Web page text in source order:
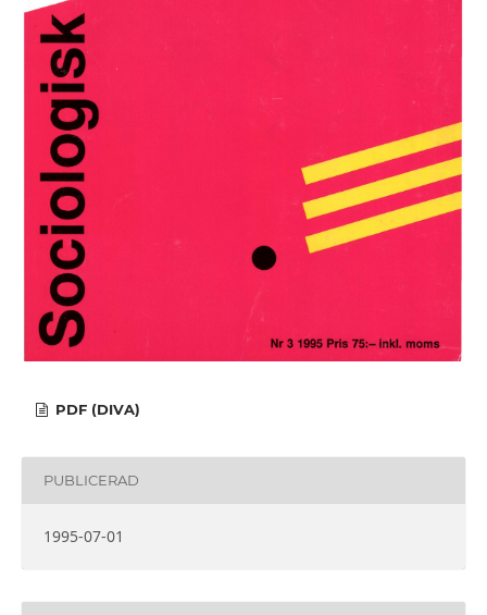
PDF (DIVA)
PUBLICERAD
1995-07-01